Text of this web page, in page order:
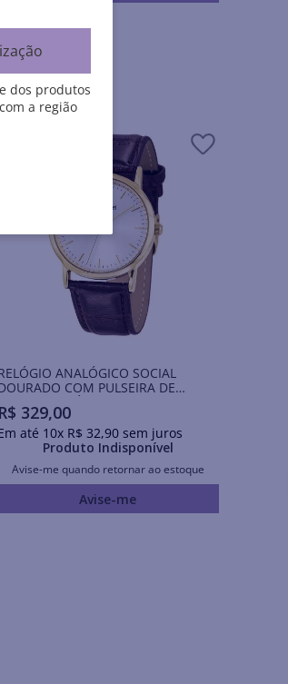
ANALÓGICO SOCIAL
COM PULSEIRA DE
COURO SINTÉTICO
R$ 329,00
até 10x R$ 32,90sem juros
Produto Indisponível
Avise-me quando retornar ao estoque
Avise-me
dos produtos
a região